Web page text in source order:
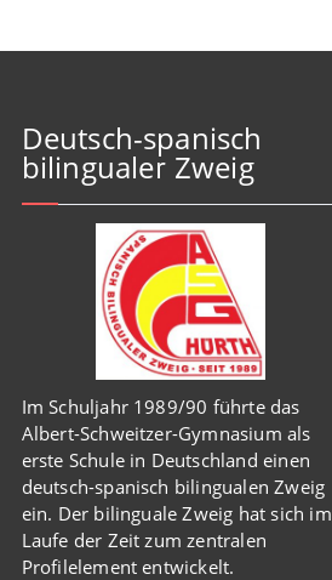
Deutsch-spanisch
bilingualer Zweig
Im Schuljahr 1989/90 führte das
Albert-Schweitzer-Gymnasium als
erste Schule in Deutschland einen
deutsch-spanisch bilingualen Zweig
ein. Der bilinguale Zweig hat sich im
Laufe der Zeit zum zentralen
Profilelement entwickelt.